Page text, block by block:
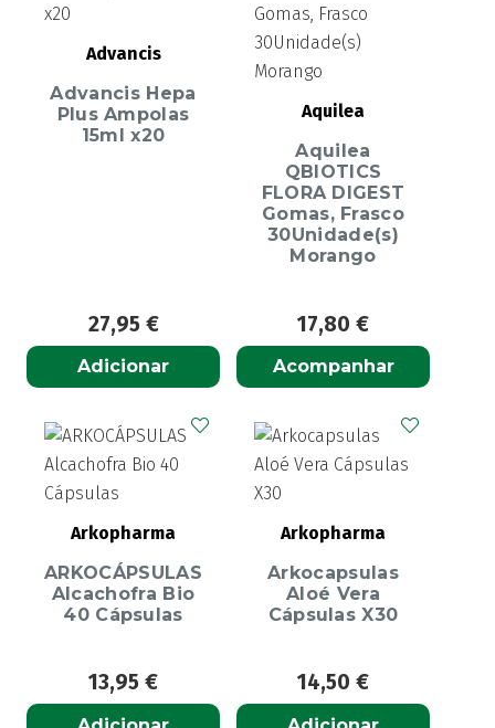
Advancis
Advancis Hepa
Plus Ampolas
15ml x20
27,95 €
Adicionar
Aquilea
Aquilea
QBIOTICS
FLORA DIGEST
Gomas, Frasco
30Unidade(s)
Morango
17,80 €
Acompanhar
Arkopharma
ARKOCÁPSULAS
Alcachofra Bio
40 Cápsulas
13,95 €
Arkopharma
Arkocapsulas
Aloé Vera
Cápsulas X30
14,50 €